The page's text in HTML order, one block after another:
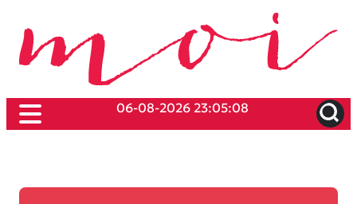
06-08-2026 23:05:08